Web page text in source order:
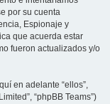
por su cuenta
Espionaje y
que acuerda estar
fueron actualizados y/o
en adelante “ellos”,
“phpBB Teams”)